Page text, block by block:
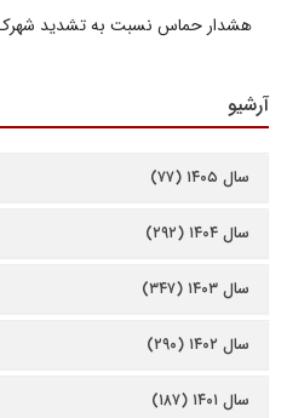
هشدار حماس نسبت به تشدید
آرشیو
سال ۱۴۰۵ (۷۷)
سال ۱۴۰۴ (۲۹۲)
سال ۱۴۰۳ (۳۴۷)
سال ۱۴۰۲ (۲۹۰)
سال ۱۴۰۱ (۱۸۷)